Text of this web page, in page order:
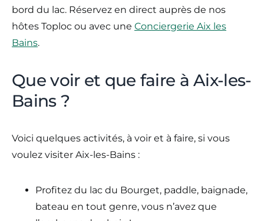
bord du lac. Réservez en direct auprès de nos
hôtes Toploc ou avec une Conciergerie Aix les
Bains.
Que voir et que faire à Aix-les-
Bains ?
Voici quelques activités, à voir et à faire, si vous
voulez visiter Aix-les-Bains :
Profitez du lac du Bourget, paddle, baignade,
bateau en tout genre, vous n’avez que